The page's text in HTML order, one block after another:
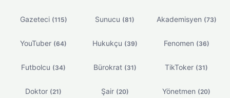
Gazeteci (115) Sunucu (81) Akademisyen (73)
YouTuber (64) Hukukçu (39) Fenomen (36)
Futbolcu (34) Bürokrat (31) TikToker (31)
Doktor (21) Şair (20) Yönetmen (20)